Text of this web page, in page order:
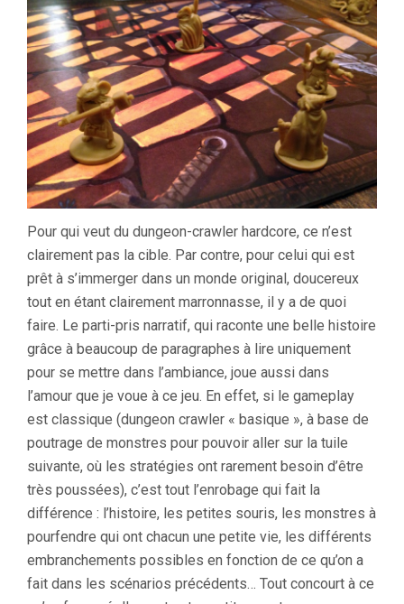
Pour qui veut du dungeon-crawler hardcore, ce n’est
clairement pas la cible. Par contre, pour celui qui est
prêt à s’immerger dans un monde original, doucereux
tout en étant clairement marronnasse, il y a de quoi
faire. Le parti-pris narratif, qui raconte une belle histoire
grâce à beaucoup de paragraphes à lire uniquement
pour se mettre dans l’ambiance, joue aussi dans
l’amour que je voue à ce jeu. En effet, si le gameplay
est classique (dungeon crawler « basique », à base de
poutrage de monstres pour pouvoir aller sur la tuile
suivante, où les stratégies ont rarement besoin d’être
très poussées), c’est tout l’enrobage qui fait la
différence : l’histoire, les petites souris, les monstres à
pourfendre qui ont chacun une petite vie, les différents
embranchements possibles en fonction de ce qu’on a
fait dans les scénarios précédents… Tout concourt à ce